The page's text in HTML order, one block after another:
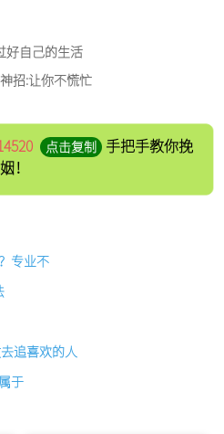
好自己的生活
招:让你不慌忙
点击复制
手把手教你挽
！
专业不
追喜欢的人
于